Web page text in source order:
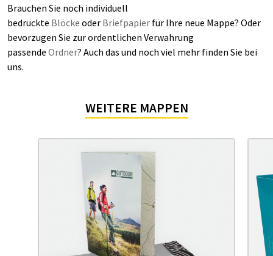
Brauchen Sie noch individuell
bedruckte Blöcke oder Briefpapier für Ihre neue Mappe? Oder
bevorzugen Sie zur ordentlichen Verwahrung
passende Ordner? Auch das und noch viel mehr finden Sie bei
uns.
WEITERE MAPPEN